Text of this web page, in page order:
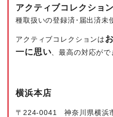
アクティブコレクション
種取扱いの登録済･届出済未
アクティブコレクションは
一に思い 、最高の対応が
横浜本店
〒224‐0041 神奈川県横浜